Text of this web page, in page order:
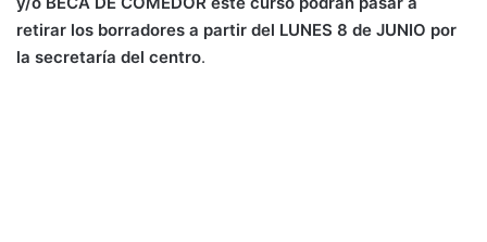
retirar los borradores a partir del LUNES 8 de JUNIO por
la secretaría del centro.